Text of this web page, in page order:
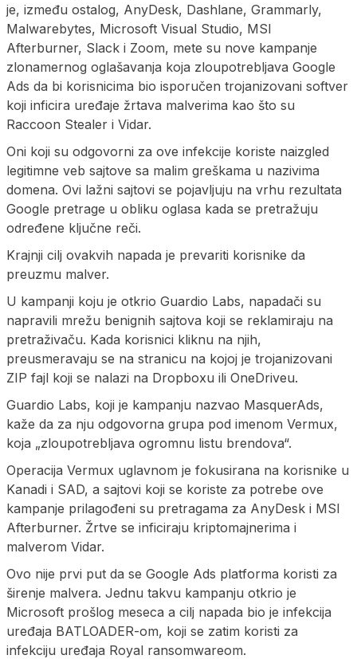
je, između ostalog, AnyDesk, Dashlane, Grammarly,
Malwarebytes, Microsoft Visual Studio, MSI
Afterburner, Slack i Zoom, mete su nove kampanje
zlonamernog oglašavanja koja zloupotrebljava Google
Ads da bi korisnicima bio isporučen trojanizovani softver
koji inficira uređaje žrtava malverima kao što su
Raccoon Stealer i Vidar.
Oni koji su odgovorni za ove infekcije koriste naizgled
legitimne veb sajtove sa malim greškama u nazivima
domena. Ovi lažni sajtovi se pojavljuju na vrhu rezultata
Google pretrage u obliku oglasa kada se pretražuju
određene ključne reči.
Krajnji cilj ovakvih napada je prevariti korisnike da
preuzmu malver.
U kampanji koju je otkrio Guardio Labs, napadači su
napravili mrežu benignih sajtova koji se reklamiraju na
pretraživaču. Kada korisnici kliknu na njih,
preusmeravaju se na stranicu na kojoj je trojanizovani
ZIP fajl koji se nalazi na Dropboxu ili OneDriveu.
Guardio Labs, koji je kampanju nazvao MasquerAds,
kaže da za nju odgovorna grupa pod imenom Vermux,
koja „zloupotrebljava ogromnu listu brendova“.
Operacija Vermux uglavnom je fokusirana na korisnike u
Kanadi i SAD, a sajtovi koji se koriste za potrebe ove
kampanje prilagođeni su pretragama za AnyDesk i MSI
Afterburner. Žrtve se inficiraju kriptomajnerima i
malverom Vidar.
Ovo nije prvi put da se Google Ads platforma koristi za
širenje malvera. Jednu takvu kampanju otkrio je
Microsoft prošlog meseca a cilj napada bio je infekcija
uređaja BATLOADER-om, koji se zatim koristi za
infekciju uređaja Royal ransomwareom.